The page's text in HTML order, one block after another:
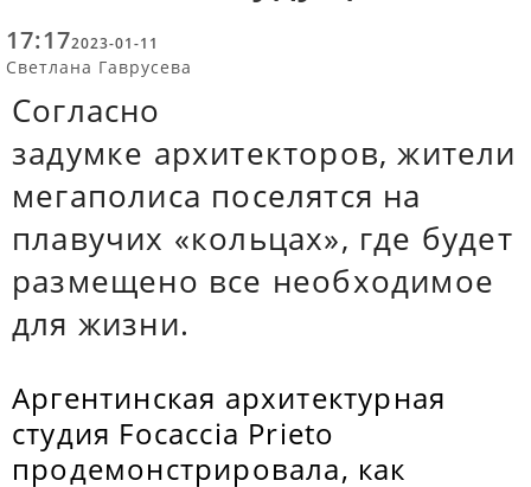
17:172023-01-11
Светлана Гаврусева
Согласно
задумке архитекторов, жители
мегаполиса поселятся на
плавучих «кольцах», где будет
размещено все необходимое
для жизни.
Аргентинская архитектурная
студия Focaccia Prieto
продемонстрировала, как